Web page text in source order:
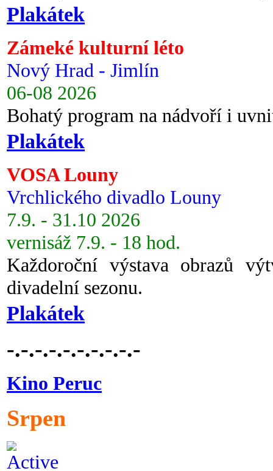
Plakátek
Zámeké kulturní léto
Nový Hrad - Jimlín
06-08 2026
Bohatý program na nádvoří i
Plakátek
VOSA Louny
Vrchlického divadlo Louny
7.9. - 31.10 2026
vernisáž 7.9. - 18 hod.
Každoroční výstava obrazů
divadelní sezonu.
Plakátek
-.-.-.-.-.-.-.-.-.-
Kino Peruc
Srpen